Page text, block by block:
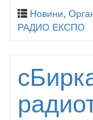
Новини,
РАДИО ЕКСПО